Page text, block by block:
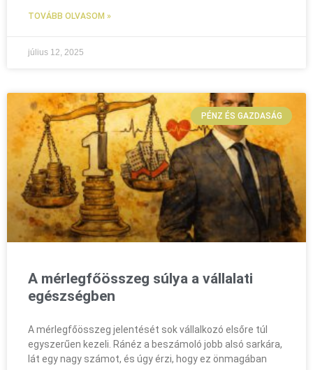
TOVÁBB OLVASOM »
július 12, 2025
PÉNZ ÉS GAZDASÁG
A mérlegfőösszeg súlya a vállalati
egészségben
A mérlegfőösszeg jelentését sok vállalkozó elsőre túl
egyszerűen kezeli. Ránéz a beszámoló jobb alsó sarkára,
lát egy nagy számot, és úgy érzi, hogy ez önmagában